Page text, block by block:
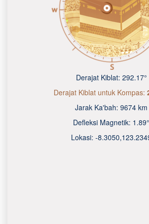
Derajat Kiblat: 292.17°
Derajat Kiblat untuk Kompas:
Jarak Ka'bah: 9674 km
Defleksi Magnetik: 1.89°
Lokasi: -8.3050,